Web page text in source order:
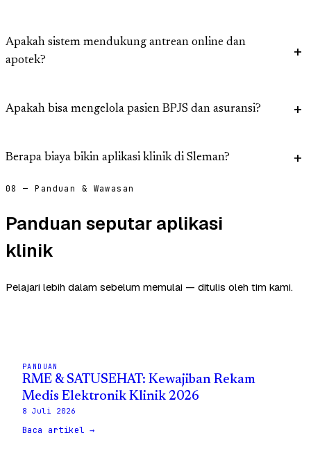
Apakah sistem mendukung antrean online dan
apotek?
Apakah bisa mengelola pasien BPJS dan asuransi?
Berapa biaya bikin aplikasi klinik di Sleman?
08 — Panduan & Wawasan
Panduan seputar aplikasi
klinik
Pelajari lebih dalam sebelum memulai — ditulis oleh tim kami.
PANDUAN
RME & SATUSEHAT: Kewajiban Rekam
Medis Elektronik Klinik 2026
8 Juli 2026
Baca artikel →